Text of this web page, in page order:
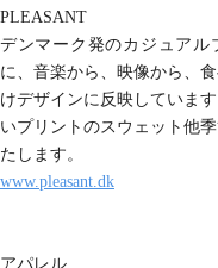
PLEASANT
デンマーク発のカジュアル
に、音楽から、映像から、
けデザインに反映していま
いプリントのスウェット他
たします。
www.pleasant.dk
アパレル